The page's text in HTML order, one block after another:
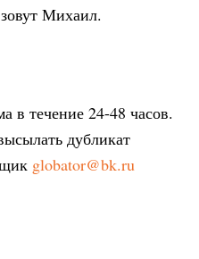
Михаил.
в течение 24-48 часов.
дубликат
globator@bk.ru